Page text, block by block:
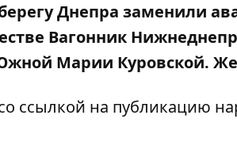
Днепра заменили
Вагонник
Марии Куровской.
ссылкой на публикацию